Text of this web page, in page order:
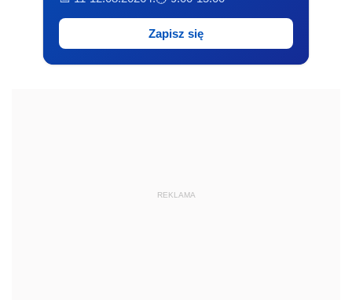
Zapisz się
REKLAMA